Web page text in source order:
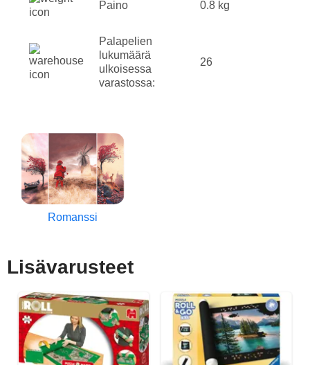
Paino 0.8 kg
Palapelien
lukumäärä
ulkoisessa
varastossa:
26
Romanssi
Lisävarusteet